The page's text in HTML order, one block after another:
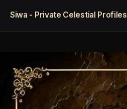
Siwa - Private Celestial Profiles